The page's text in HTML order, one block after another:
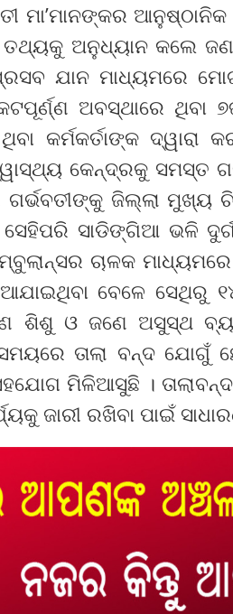
ମା’ମାନଙ୍କର
ଅନୁଧ୍ୟାନ କଲେ
ଯାନ ମାଧ୍ୟମରେ
ଅବସ୍ଥାରେ ଥିବା
କର୍ମକର୍ତାଙ୍କ ଦ୍ୱାରା
କେନ୍ଦ୍ରକୁ ସମସ୍ତ
ଜିଲ୍ଲା ମୁଖ୍ୟ
ସେହିପରି ସାଡିଙ୍ଗିଆ ଭଳି
ଚାଳକ
ବେଳେ ସେଥିରୁ
ଶିଶୁ ଓ ଜଣେ ଅସୁସ୍ଥ
ତାଲା ବନ୍ଦ ଯୋଗୁଁ
ମିଳିଆସୁଛି ।
ଜାରୀ ରଖିବା ପାଇଁ